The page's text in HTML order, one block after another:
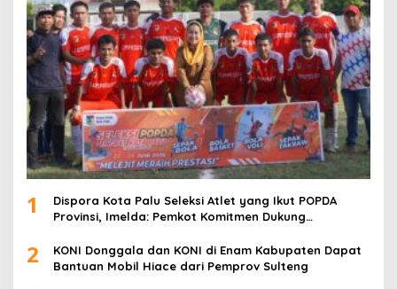
1
Dispora Kota Palu Seleksi Atlet yang Ikut POPDA
Provinsi, Imelda: Pemkot Komitmen Dukung
2
KONI Donggala dan KONI di Enam Kabupaten Dapat
Bantuan Mobil Hiace dari Pemprov Sulteng